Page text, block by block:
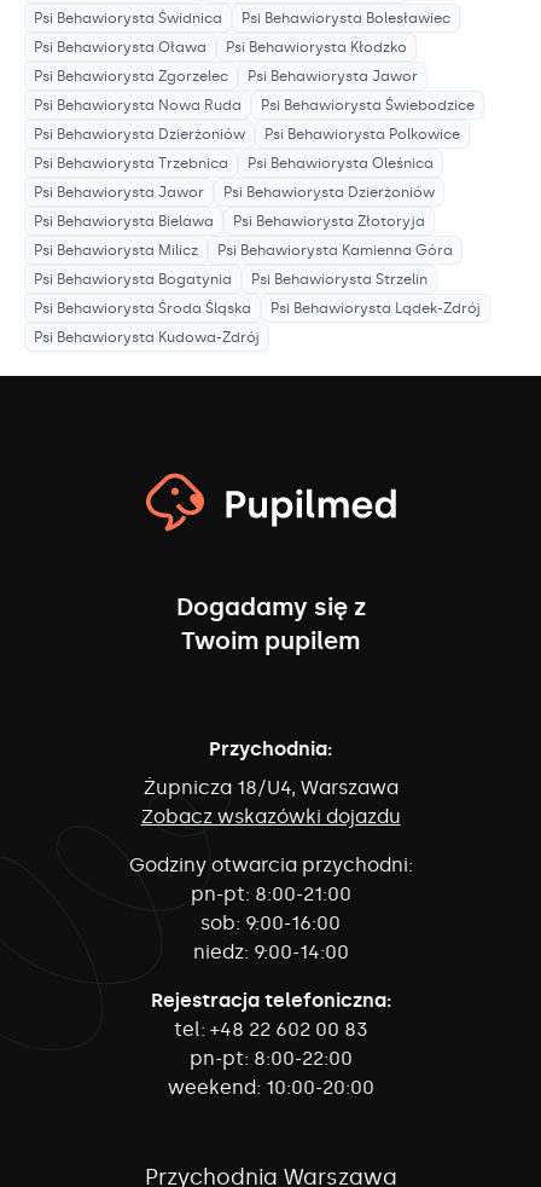
Psi Behawiorysta Świdnica Psi Behawiorysta Bolesławiec
Psi Behawiorysta Oława Psi Behawiorysta Kłodzko
Psi Behawiorysta Zgorzelec Psi Behawiorysta Jawor
Psi Behawiorysta Nowa Ruda Psi Behawiorysta Świebodzice
Psi Behawiorysta Dzierżoniów Psi Behawiorysta Polkowice
Psi Behawiorysta Trzebnica Psi Behawiorysta Oleśnica
Psi Behawiorysta Jawor Psi Behawiorysta Dzierżoniów
Psi Behawiorysta Bielawa Psi Behawiorysta Złotoryja
Psi Behawiorysta Milicz Psi Behawiorysta Kamienna Góra
Psi Behawiorysta Bogatynia Psi Behawiorysta Strzelin
Psi Behawiorysta Środa Śląska Psi Behawiorysta Lądek-Zdrój
Psi Behawiorysta Kudowa-Zdrój
Dogadamy się z
Twoim pupilem
Przychodnia:
Żupnicza 18/U4, Warszawa
Zobacz wskazówki dojazdu
Godziny otwarcia przychodni:
pn-pt: 8:00-21:00
sob: 9:00-16:00
niedz: 9:00-14:00
Rejestracja telefoniczna:
tel: +48 22 602 00 83
pn-pt: 8:00-22:00
weekend: 10:00-20:00
Przychodnia Warszawa